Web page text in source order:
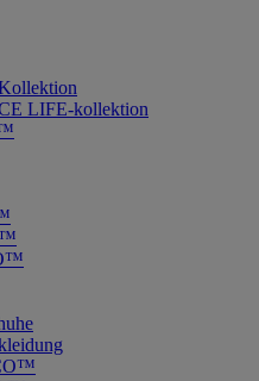
LIFE-kollektion